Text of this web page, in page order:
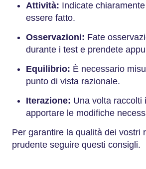
Attività: Indicate
essere fatto.
Osservazioni: Fate
durante i test e prendete
Equilibrio: È necessario
punto di vista razionale.
Iterazione: Una volta raccolti
apportare le modifiche
Per garantire la qualità dei vostri
prudente seguire questi consigli.